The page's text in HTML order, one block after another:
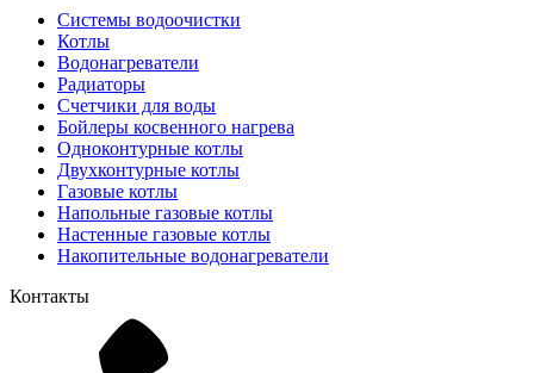
Системы водоочистки
Котлы
Водонагреватели
Радиаторы
Cчетчики для воды
Бойлеры косвенного нагрева
Одноконтурные котлы
Двухконтурные котлы
Газовые котлы
Напольные газовые котлы
Настенные газовые котлы
Накопительные водонагреватели
Контакты